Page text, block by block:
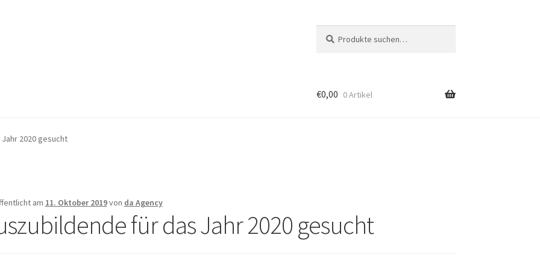
nach:
€0,00 0 Artikel
2020 gesucht
am 11. Oktober 2019von da Agency
für das Jahr 2020 gesucht